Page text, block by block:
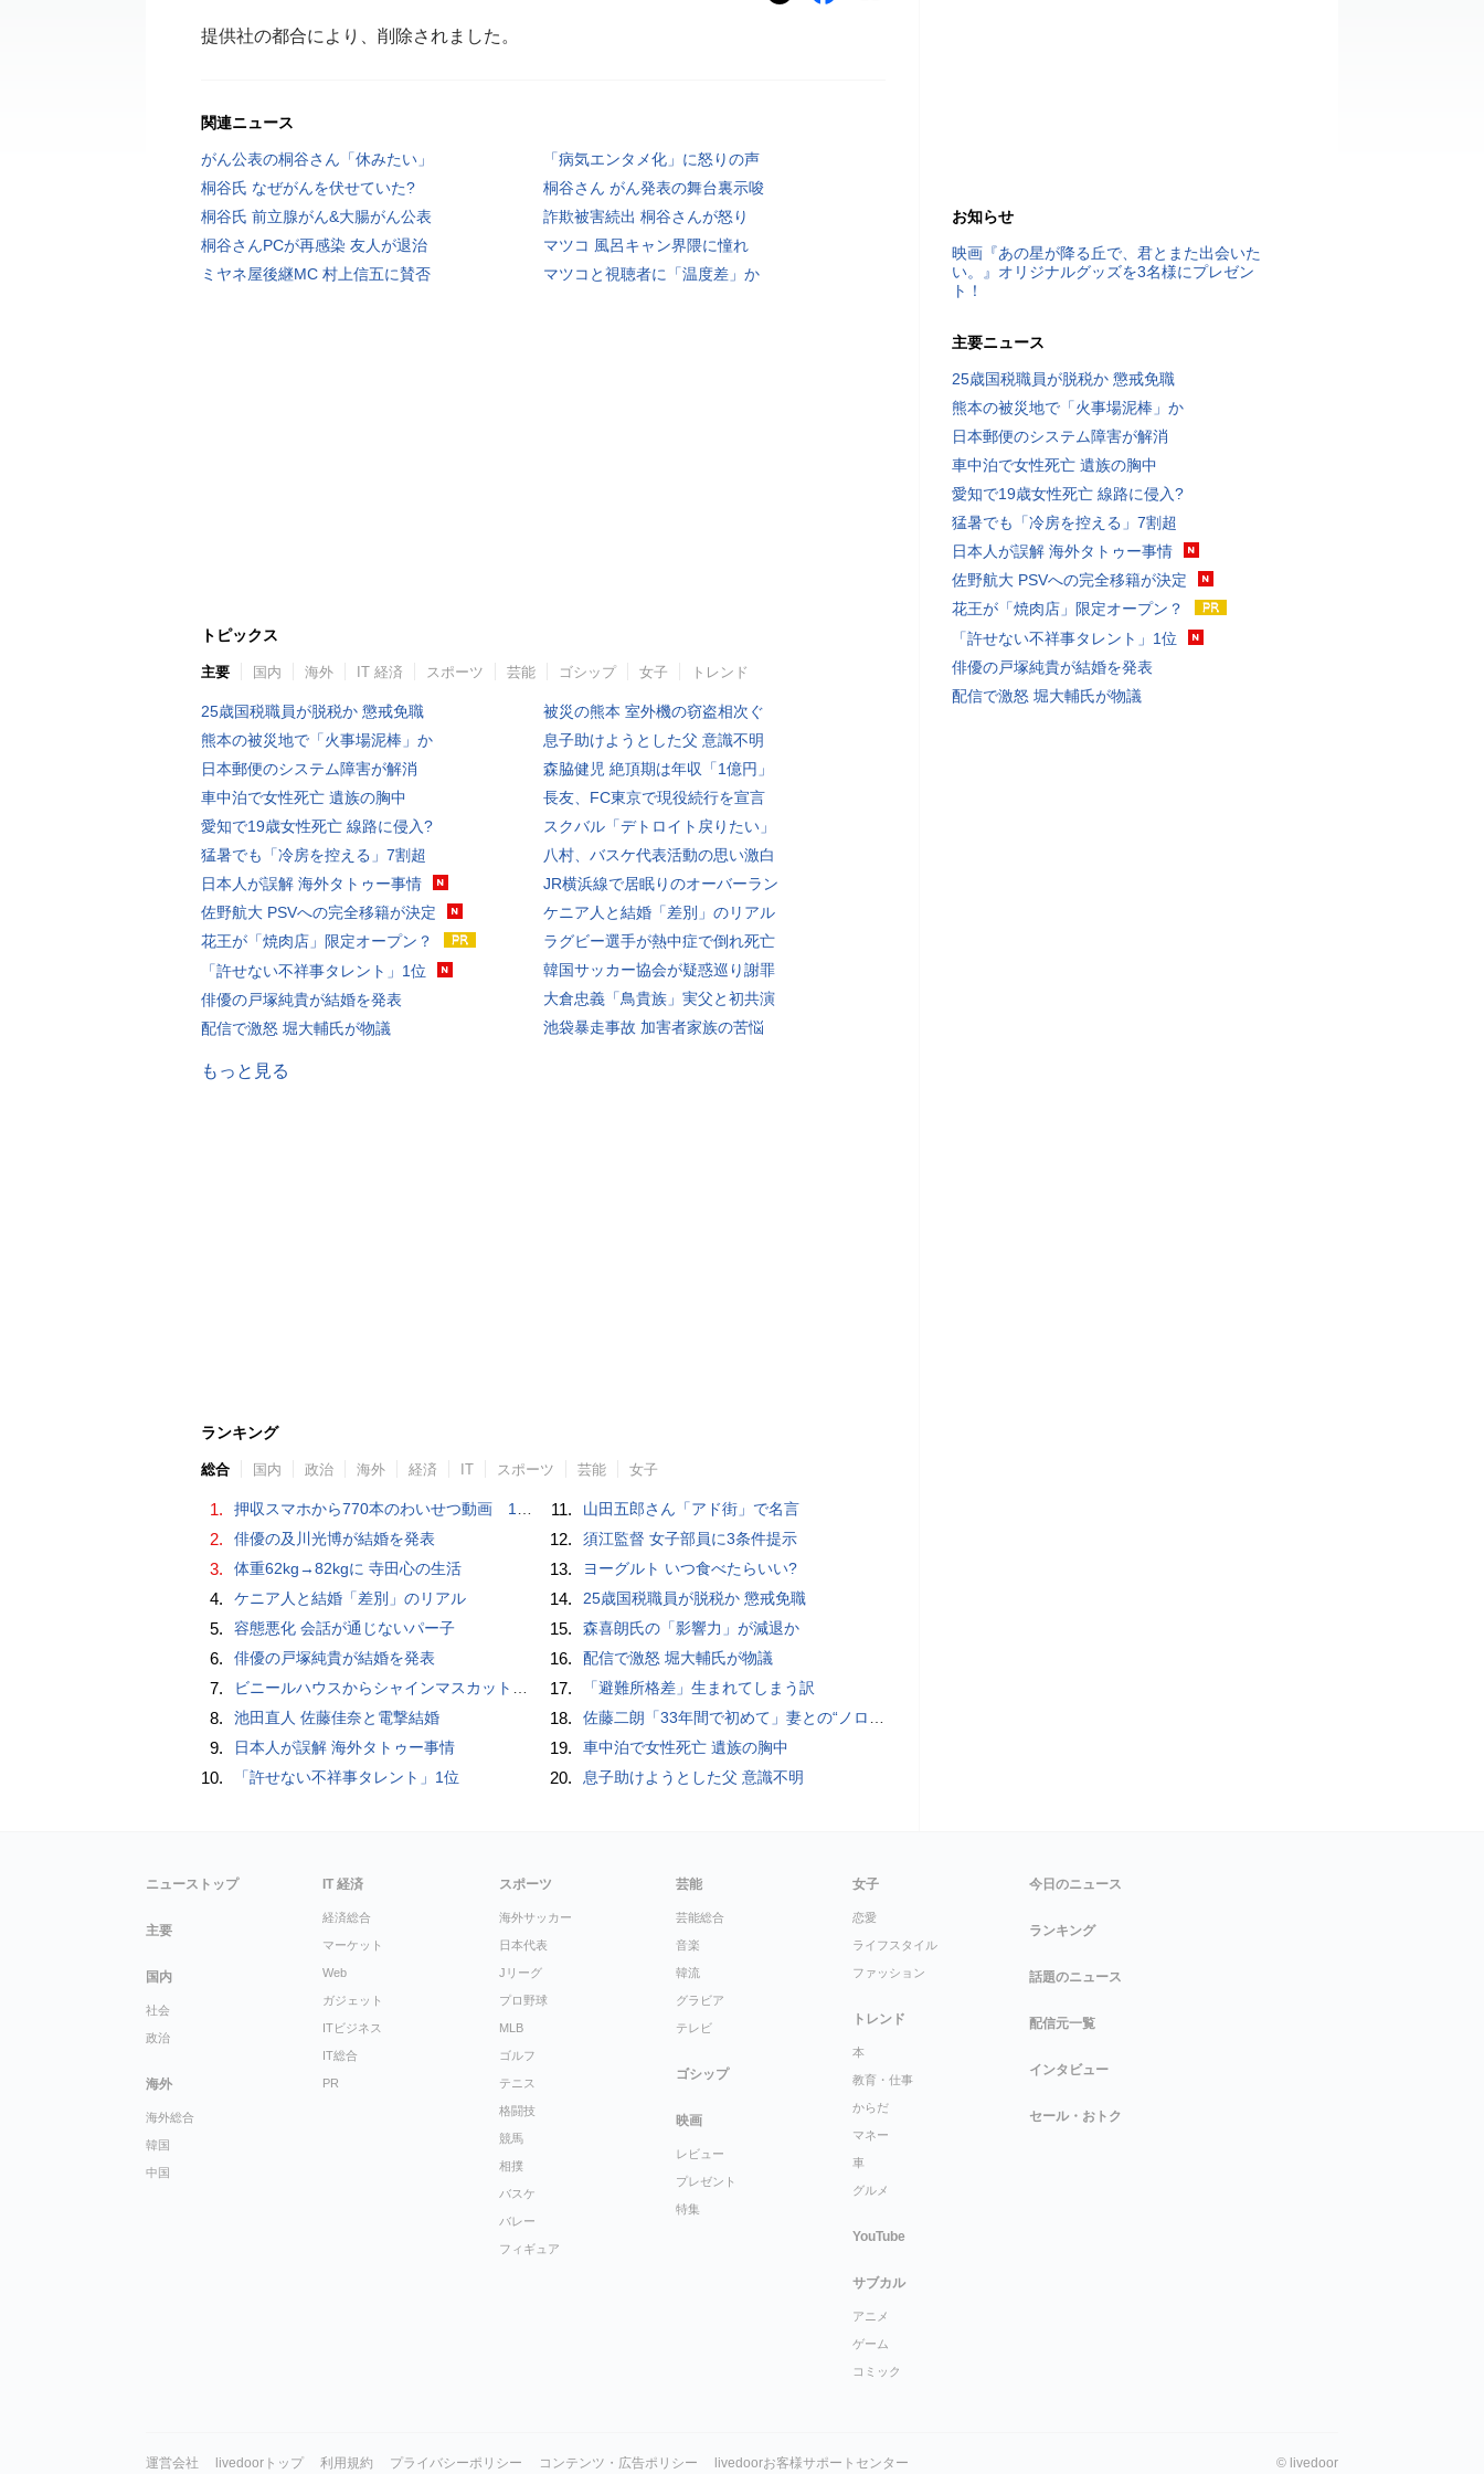
提供社の都合により、削除されました。
関連ニュース
がん公表の桐谷さん「休みたい」
「病気エンタメ化」に怒りの声
桐谷氏 なぜがんを伏せていた?
桐谷さん がん発表の舞台裏示唆
桐谷氏 前立腺がん&大腸がん公表
詐欺被害続出 桐谷さんが怒り
桐谷さんPCが再感染 友人が退治
マツコ 風呂キャン界隈に憧れ
ミヤネ屋後継MC 村上信五に賛否
マツコと視聴者に「温度差」か
トピックス
主要 国内 海外 IT 経済 スポーツ 芸能 ゴシップ 女子 トレンド
25歳国税職員が脱税か 懲戒免職
熊本の被災地で「火事場泥棒」か
日本郵便のシステム障害が解消
車中泊で女性死亡 遺族の胸中
愛知で19歳女性死亡 線路に侵入?
猛暑でも「冷房を控える」7割超
日本人が誤解 海外タトゥー事情
佐野航大 PSVへの完全移籍が決定
花王が「焼肉店」限定オープン？
「許せない不祥事タレント」1位
俳優の戸塚純貴が結婚を発表
配信で激怒 堀大輔氏が物議
被災の熊本 室外機の窃盗相次ぐ
息子助けようとした父 意識不明
森脇健児 絶頂期は年収「1億円」
長友、FC東京で現役続行を宣言
スクバル「デトロイト戻りたい」
八村、バスケ代表活動の思い激白
JR横浜線で居眠りのオーバーラン
ケニア人と結婚「差別」のリアル
ラグビー選手が熱中症で倒れ死亡
韓国サッカー協会が疑惑巡り謝罪
大倉忠義「鳥貴族」実父と初共演
池袋暴走事故 加害者家族の苦悩
もっと見る
ランキング
総合 国内 政治 海外 経済 IT スポーツ 芸能 女子
1. 押収スマホから770本のわいせつ動画 15歳少女に酒と薬飲ませ性的暴行か 54歳男を再逮捕 「薬もありますよ」とSNSで誘い出し
2. 俳優の及川光博が結婚を発表
3. 体重62kg→82kgに 寺田心の生活
4. ケニア人と結婚「差別」のリアル
5. 容態悪化 会話が通じないパー子
6. 俳優の戸塚純貴が結婚を発表
7. ビニールハウスからシャインマスカット約200房を盗んだ疑い ネットで販売か 無職の男（42）逮捕 岡山県警
8. 池田直人 佐藤佳奈と電撃結婚
9. 日本人が誤解 海外タトゥー事情
10. 「許せない不祥事タレント」1位
11. 山田五郎さん「アド街」で名言
12. 須江監督 女子部員に3条件提示
13. ヨーグルト いつ食べたらいい?
14. 25歳国税職員が脱税か 懲戒免職
15. 森喜朗氏の「影響力」が減退か
16. 配信で激怒 堀大輔氏が物議
17. 「避難所格差」生まれてしまう訳
18. 佐藤二朗「33年間で初めて」妻との“ノロケ砲”に反響続々「威力抜群」「奥様かっこいい」
19. 車中泊で女性死亡 遺族の胸中
20. 息子助けようとした父 意識不明
お知らせ
映画『あの星が降る丘で、君とまた出会いた
い。』オリジナルグッズを3名様にプレゼン
ト！
主要ニュース
25歳国税職員が脱税か 懲戒免職
熊本の被災地で「火事場泥棒」か
日本郵便のシステム障害が解消
車中泊で女性死亡 遺族の胸中
愛知で19歳女性死亡 線路に侵入?
猛暑でも「冷房を控える」7割超
日本人が誤解 海外タトゥー事情
佐野航大 PSVへの完全移籍が決定
花王が「焼肉店」限定オープン？
「許せない不祥事タレント」1位
俳優の戸塚純貴が結婚を発表
配信で激怒 堀大輔氏が物議
ニューストップ
主要
国内
社会
政治
海外
海外総合
韓国
中国
IT 経済
経済総合
マーケット
Web
ガジェット
ITビジネス
IT総合
PR
スポーツ
海外サッカー
日本代表
Jリーグ
プロ野球
MLB
ゴルフ
テニス
格闘技
競馬
相撲
バスケ
バレー
フィギュア
芸能
芸能総合
音楽
韓流
グラビア
テレビ
ゴシップ
映画
レビュー
プレゼント
特集
女子
恋愛
ライフスタイル
ファッション
トレンド
本
教育・仕事
からだ
マネー
車
グルメ
YouTube
サブカル
アニメ
ゲーム
コミック
今日のニュース
ランキング
話題のニュース
配信元一覧
インタビュー
セール・おトク
運営会社 livedoorトップ 利用規約 プライバシーポリシー コンテンツ・広告ポリシー livedoorお客様サポートセンター © livedoor